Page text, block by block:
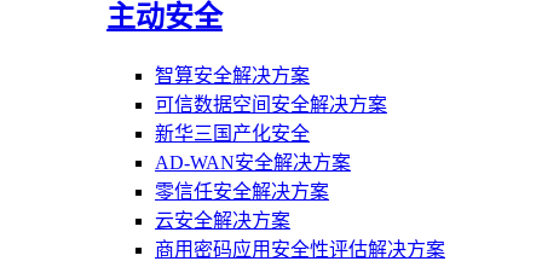
主动安全
智算安全解决方案
可信数据空间安全解决方案
新华三国产化安全
AD-WAN安全解决方案
零信任安全解决方案
云安全解决方案
商用密码应用安全性评估解决方案